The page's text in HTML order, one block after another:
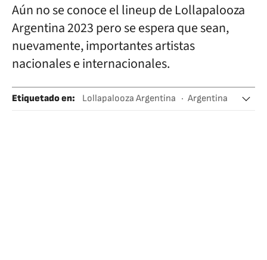
Aún no se conoce el lineup de Lollapalooza
Argentina 2023 pero se espera que sean,
nuevamente, importantes artistas
nacionales e internacionales.
Etiquetado en: Lollapalooza Argentina
Argentina